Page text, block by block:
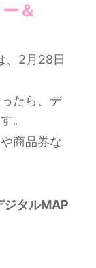
＆
、2月28日
たら、デ
。
商品券な
ジタルMAP